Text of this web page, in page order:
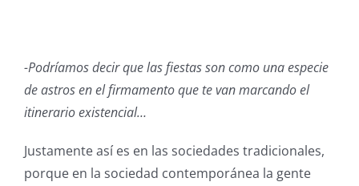
-Podríamos decir que las fiestas son como una especie
de astros en el firmamento que te van marcando el
itinerario existencial…
Justamente así es en las sociedades tradicionales,
porque en la sociedad contemporánea la gente